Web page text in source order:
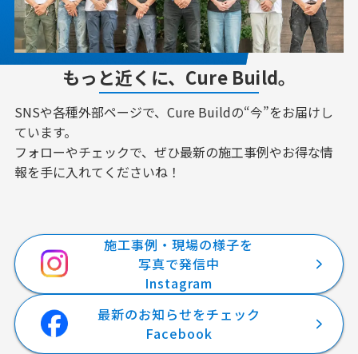
もっと近くに、Cure Build。
SNSや各種外部ページで、Cure Buildの“今”をお届けし
ています。
フォローやチェックで、ぜひ最新の施工事例やお得な情
報を手に入れてくださいね！
施工事例・現場の様子を
写真で発信中
Instagram
最新のお知らせをチェック
Facebook